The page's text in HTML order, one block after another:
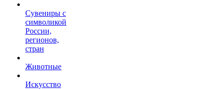
Сувениры с
символикой
России,
регионов,
стран
Животные
Искусство